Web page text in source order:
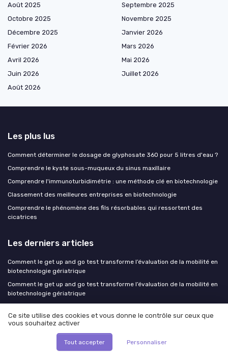
Août 2025
Septembre 2025
Octobre 2025
Novembre 2025
Décembre 2025
Janvier 2026
Février 2026
Mars 2026
Avril 2026
Mai 2026
Juin 2026
Juillet 2026
Août 2026
Les plus lus
Comment déterminer le dosage de glyphosate 360 pour 5 litres d'eau ?
Comprendre le kyste sous-muqueux du sinus maxillaire
Comprendre l'immunoturbidimétrie : une méthode clé en biotechnologie
Classement des meilleures entreprises en biotechnologie
Comprendre le phénomène des fils résorbables qui ressortent des
cicatrices
Les derniers articles
Comment le get up and go test transforme l’évaluation de la mobilité en
biotechnologie gériatrique
Comment le get up and go test transforme l’évaluation de la mobilité en
biotechnologie gériatrique
font monter les enchères
Management durable en biotech : structurer une politique RSE qui attire
Ce site utilise des cookies et vous donne le contrôle sur ceux que
vous souhaitez activer
Tout accepter Personnaliser